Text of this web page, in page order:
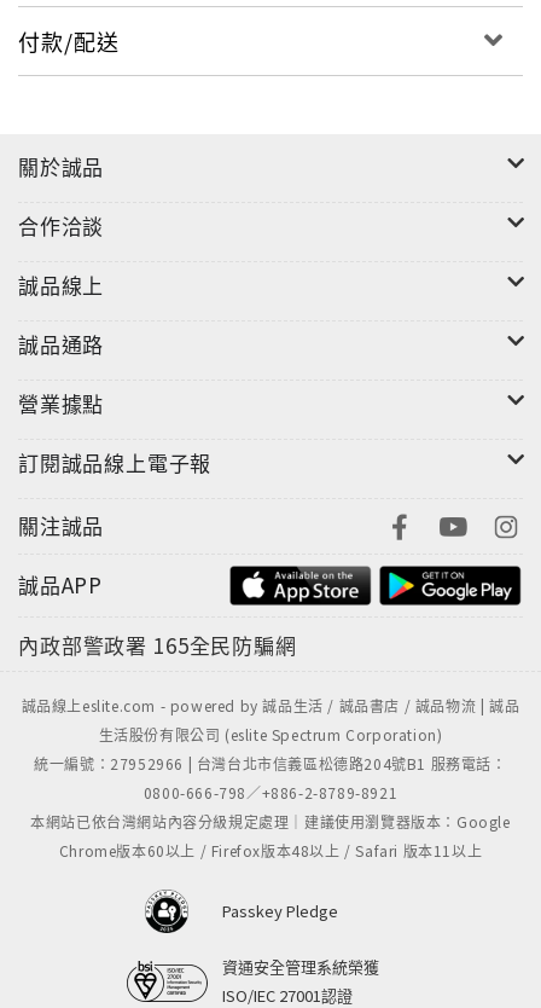
付款/配送
關於誠品
合作洽談
誠品線上
誠品通路
營業據點
訂閱誠品線上電子報
關注誠品
誠品APP
內政部警政署 165全民防騙網
誠品線上eslite.com - powered by 誠品生活 / 誠品書店 / 誠品物流 | 誠品
生活股份有限公司 (eslite Spectrum Corporation)
統一編號：27952966 | 台灣台北市信義區松德路204號B1 服務電話：
0800-666-798／+886-2-8789-8921
本網站已依台灣網站內容分級規定處理｜建議使用瀏覽器版本：Google
Chrome版本60以上 / Firefox版本48以上 / Safari 版本11以上
Passkey Pledge
資通安全管理系統榮獲
ISO/IEC 27001認證